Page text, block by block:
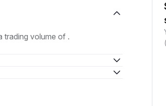
trading volume of .